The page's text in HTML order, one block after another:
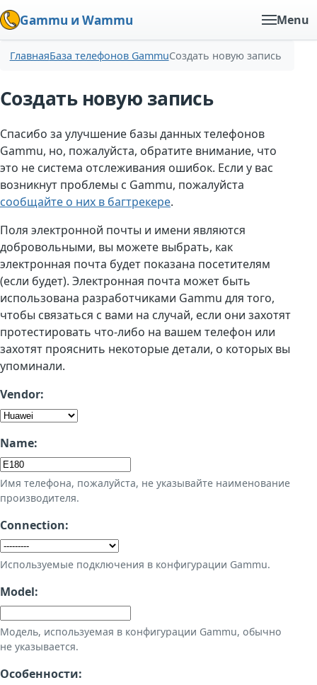
Gammu и Wammu Menu
ГлавнаяБаза телефонов GammuСоздать новую запись
Создать новую запись
Спасибо за улучшение базы данных телефонов
Gammu, но, пожалуйста, обратите внимание, что
это не система отслеживания ошибок. Если у вас
возникнут проблемы с Gammu, пожалуйста
сообщайте о них в багтрекере.
Поля электронной почты и имени являются
добровольными, вы можете выбрать, как
электронная почта будет показана посетителям
(если будет). Электронная почта может быть
использована разработчиками Gammu для того,
чтобы связаться с вами на случай, если они захотят
протестировать что-либо на вашем телефон или
захотят прояснить некоторые детали, о которых вы
упоминали.
Vendor:
Name:
Имя телефона, пожалуйста, не указывайте наименование
производителя.
Connection:
Используемые подключения в конфигурации Gammu.
Model:
Модель, используемая в конфигурации Gammu, обычно
не указывается.
Особенности: